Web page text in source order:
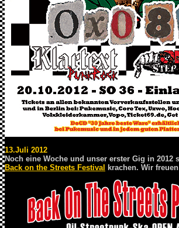
13.Juli 2012
Noch eine Woche und unser erster Gig in 2012
Back on the Streets Festival krachen. Wir